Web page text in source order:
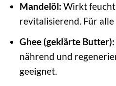
Mandelöl: Wirkt
revitalisierend. Für alle
Ghee (geklärte Butter):
nährend und
geeignet.